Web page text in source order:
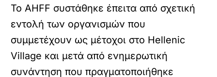
Το AHFF συστάθηκε έπειτα από σχετική
εντολή των οργανισμών που
συμμετέχουν ως μέτοχοι στο Hellenic
Village και μετά από ενημερωτική
συνάντηση που πραγματοποιήθηκε